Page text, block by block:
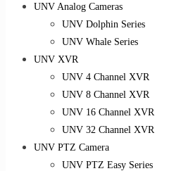
UNV Analog Cameras
UNV Dolphin Series
UNV Whale Series
UNV XVR
UNV 4 Channel XVR
UNV 8 Channel XVR
UNV 16 Channel XVR
UNV 32 Channel XVR
UNV PTZ Camera
UNV PTZ Easy Series